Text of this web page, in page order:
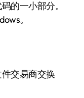
的一小部分。
。
交易商交换